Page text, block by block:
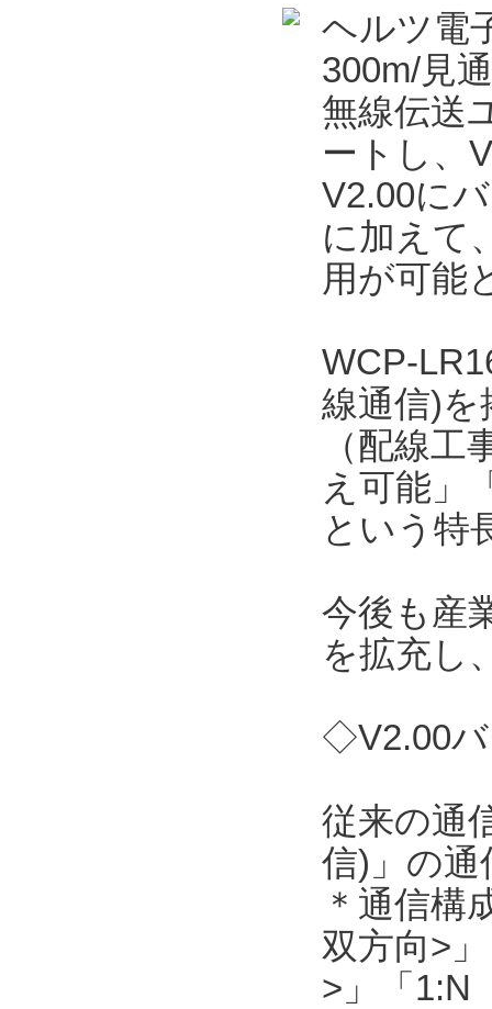
ヘルツ電
300m/見
無線伝送
ートし、
V2.00に
に加えて
用が可能
WCP-
線通信)を
（配線
え可能」
という特
今後も産
を拡充し
◇V2.00バ
従来の通
信)」の通
＊通信構
双方向>
>」「1:N